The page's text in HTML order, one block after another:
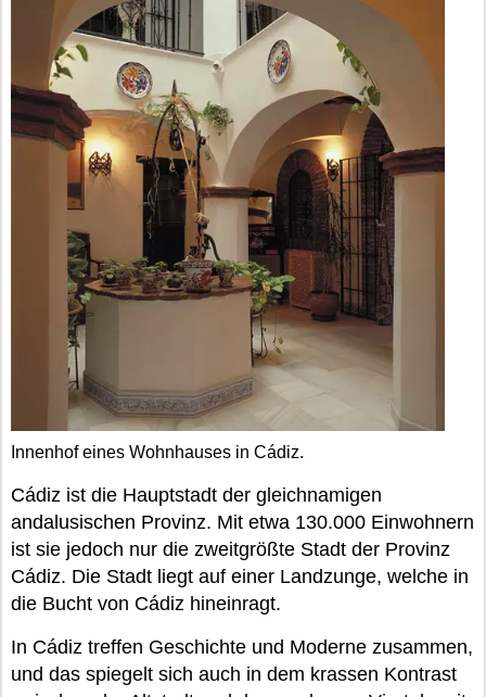
Innenhof eines Wohnhauses in Cádiz.
Cádiz ist die Hauptstadt der gleichnamigen
andalusischen Provinz. Mit etwa 130.000 Einwohnern
ist sie jedoch nur die zweitgrößte Stadt der Provinz
Cádiz. Die Stadt liegt auf einer Landzunge, welche in
die Bucht von Cádiz hineinragt.
In Cádiz treffen Geschichte und Moderne zusammen,
und das spiegelt sich auch in dem krassen Kontrast